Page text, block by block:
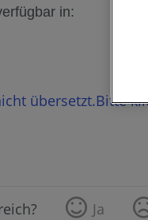
übersetzt.Bitte
Ja